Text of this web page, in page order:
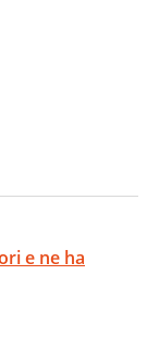
e ne ha